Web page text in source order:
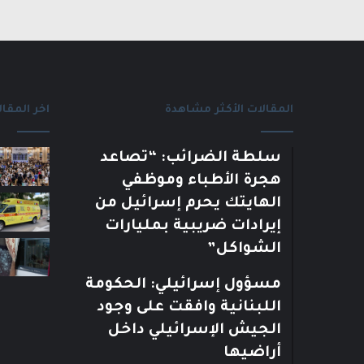
المقالات الأكثر مشاهدة
سلطة الضرائب: “تصاعد
هجرة الأطباء وموظفي
الهايتك يحرم إسرائيل من
إيرادات ضريبية بمليارات
الشواكل”
مسؤول إسرائيلي: الحكومة
اللبنانية وافقت على وجود
الجيش الإسرائيلي داخل
أراضيها
اخر